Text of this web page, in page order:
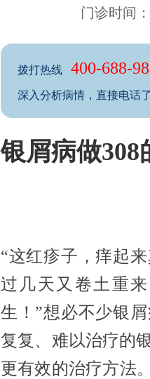
门诊时间
拨打热线 400-688-
深入分析病情，直接电话
银屑病做308
“这红疹子，痒起
过几天又卷土重
生！”想必不少银
复复、难以治疗的
更有效的治疗方法